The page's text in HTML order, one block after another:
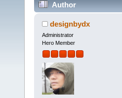
Author
designbydx
Administrator
Hero Member